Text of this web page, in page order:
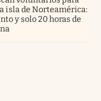
isla de Norteamérica:
y solo 20 horas de